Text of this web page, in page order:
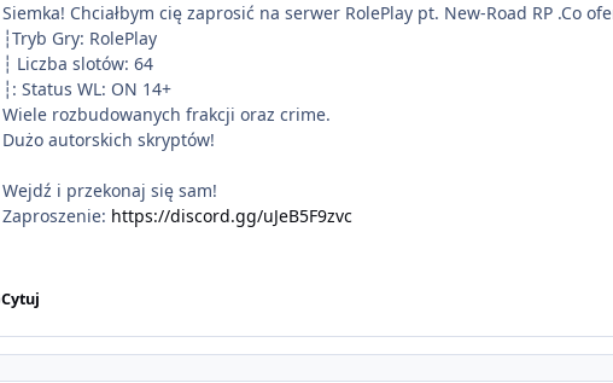
Siemka! Chciałbym cię zaprosić na serwer RolePlay pt. New-Road RP .Co
┆Tryb Gry: RolePlay
┆ Liczba slotów: 64
┆: Status WL: ON 14+
Wiele rozbudowanych frakcji oraz crime.
Dużo autorskich skryptów!
Wejdź i przekonaj się sam!
Zaproszenie: https://discord.gg/uJeB5F9zvc
Cytuj